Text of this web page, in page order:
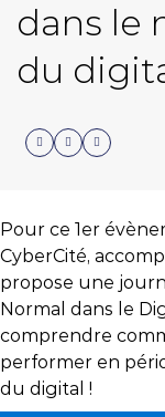
Nos clients
dans le
du
Pour ce 1er
CyberCité,
propose une
Normal dans le
comprendre
performer en
du digital !